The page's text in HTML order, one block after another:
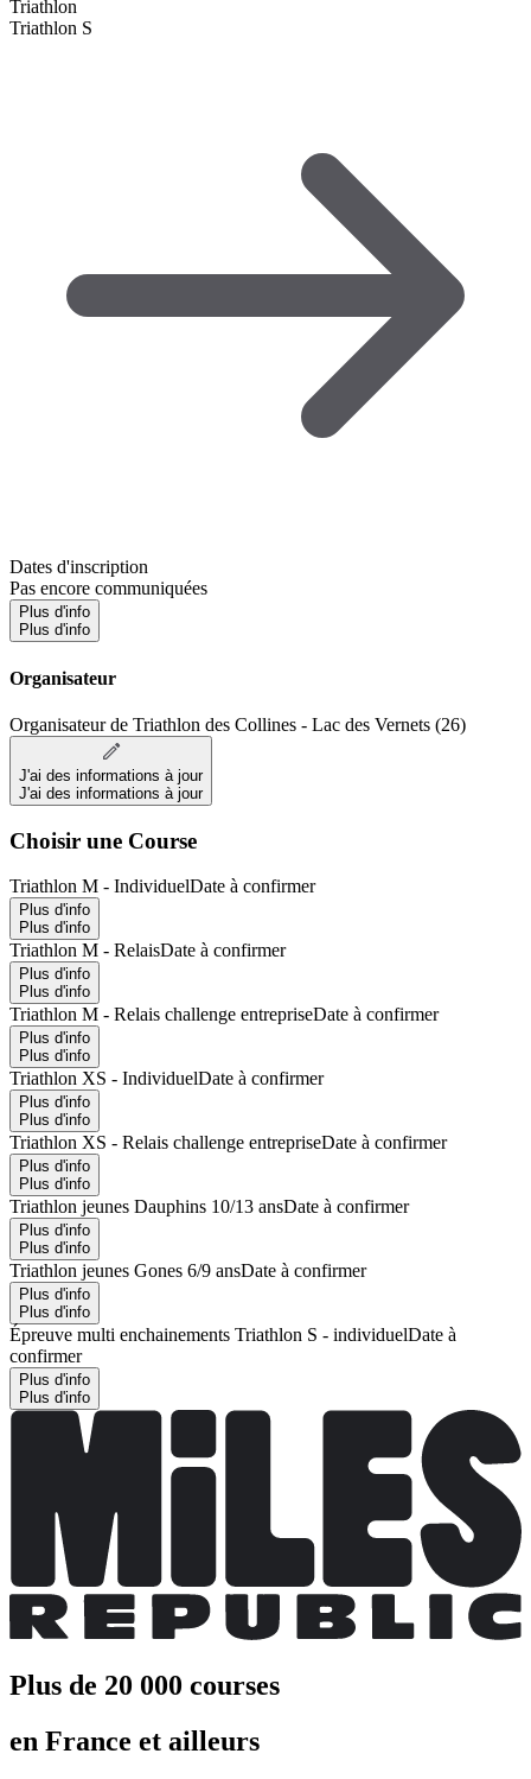
Triathlon
Triathlon S
Dates d'inscription
Pas encore communiquées
Plus d'info
Plus d'info
Organisateur
Organisateur de Triathlon des Collines - Lac des Vernets (26)
J'ai des informations à jour
J'ai des informations à jour
Choisir une Course
Triathlon M - IndividuelDate à confirmer
Plus d'info
Plus d'info
Triathlon M - RelaisDate à confirmer
Plus d'info
Plus d'info
Triathlon M - Relais challenge entrepriseDate à confirmer
Plus d'info
Plus d'info
Triathlon XS - IndividuelDate à confirmer
Plus d'info
Plus d'info
Triathlon XS - Relais challenge entrepriseDate à confirmer
Plus d'info
Plus d'info
Triathlon jeunes Dauphins 10/13 ansDate à confirmer
Plus d'info
Plus d'info
Triathlon jeunes Gones 6/9 ansDate à confirmer
Plus d'info
Plus d'info
Épreuve multi enchainements Triathlon S - individuelDate à
confirmer
Plus d'info
Plus d'info
Plus de 20 000 courses
en France et ailleurs